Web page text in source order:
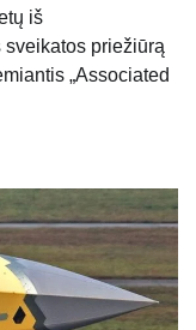
iš
priežiūrą
„Associated